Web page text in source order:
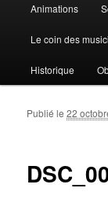
Animations
Le coin des
Historique
Publié le22